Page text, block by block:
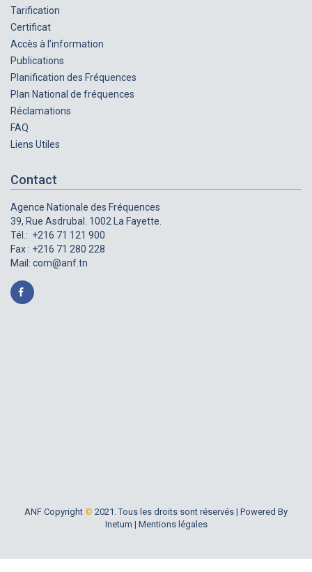
Tarification
Certificat
Accès à l’information
Publications
Planification des Fréquences
Plan National de fréquences
Réclamations
FAQ
Liens Utiles
Contact
Agence Nationale des Fréquences
39, Rue Asdrubal. 1002 La Fayette.
Tél.: +216 71 121 900
Fax : +216 71 280 228
Mail: com@anf.tn
ANF Copyright © 2021. Tous les droits sont réservés | Powered By
Inetum | Mentions légales